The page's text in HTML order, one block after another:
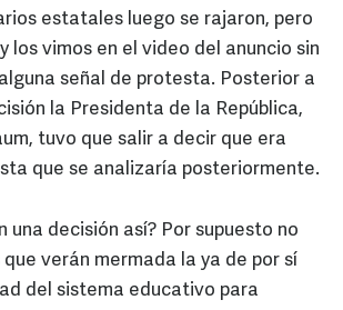
estatales luego se rajaron, pero
los vimos en el video del anuncio sin
señal de protesta. Posterior a
la Presidenta de la República,
tuvo que salir a decir que era
que se analizaría posteriormente.
una decisión así? Por supuesto no
que verán mermada la ya de por sí
del sistema educativo para